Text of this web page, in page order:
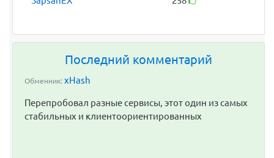
Последний комментарий
Обменник: xHash
Перепробовал разные сервисы, этот один из самых
стабильных и клиентоориентированных